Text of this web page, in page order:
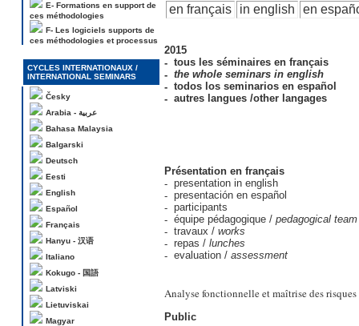
E- Formations en support de
ces méthodologies
F- Les logiciels supports de
ces méthodologies et processus
CYCLES INTERNATIONAUX /
INTERNATIONAL SEMINARS
Česky
Arabia - عربية
Bahasa Malaysia
Balgarski
Deutsch
Eesti
English
Español
Français
Hanyu - 汉语
Italiano
Kokugo - 国語
Latviski
Lietuviskai
Magyar
en français in english en
2015
tous les séminaires en français
the whole seminars in english
todos los seminarios en español
autres langues /other langages
Présentation en français
presentation in english
presentación en español
participants
équipe pédagogique / pedagogical team
travaux / works
repas / lunches
evaluation / assessment
Analyse fonctionnelle et maîtrise des risques
Public